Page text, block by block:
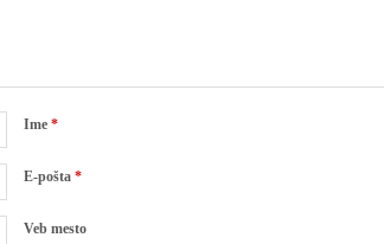
Ime *
E-pošta *
Veb mesto